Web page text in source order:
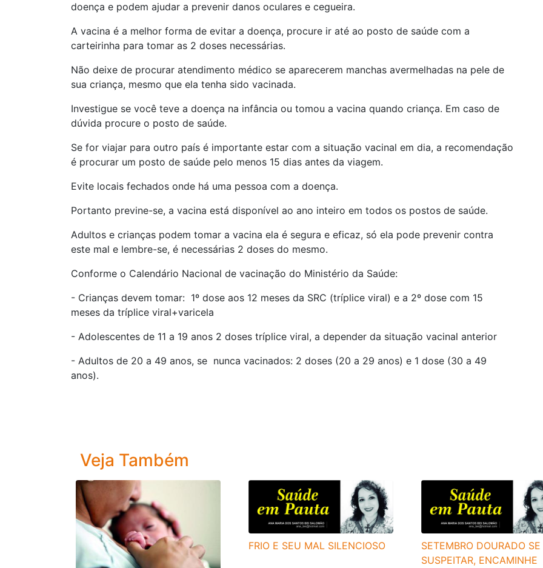
doença e podem ajudar a prevenir danos oculares e cegueira.
A vacina é a melhor forma de evitar a doença, procure ir até ao posto de saúde com a
carteirinha para tomar as 2 doses necessárias.
Não deixe de procurar atendimento médico se aparecerem manchas avermelhadas na pele de
sua criança, mesmo que ela tenha sido vacinada.
Investigue se você teve a doença na infância ou tomou a vacina quando criança. Em caso de
dúvida procure o posto de saúde.
Se for viajar para outro país é importante estar com a situação vacinal em dia, a recomendação
é procurar um posto de saúde pelo menos 15 dias antes da viagem.
Evite locais fechados onde há uma pessoa com a doença.
Portanto previne-se, a vacina está disponível ao ano inteiro em todos os postos de saúde.
Adultos e crianças podem tomar a vacina ela é segura e eficaz, só ela pode prevenir contra
este mal e lembre-se, é necessárias 2 doses do mesmo.
Conforme o Calendário Nacional de vacinação do Ministério da Saúde:
- Crianças devem tomar: 1º dose aos 12 meses da SRC (tríplice viral) e a 2º dose com 15
meses da tríplice viral+varicela
- Adolescentes de 11 a 19 anos 2 doses tríplice viral, a depender da situação vacinal anterior
- Adultos de 20 a 49 anos, se nunca vacinados: 2 doses (20 a 29 anos) e 1 dose (30 a 49
anos).
Veja Também
FRIO E SEU MAL SILENCIOSO
SETEMBRO DOURADO SE
SUSPEITAR, ENCAMINHE